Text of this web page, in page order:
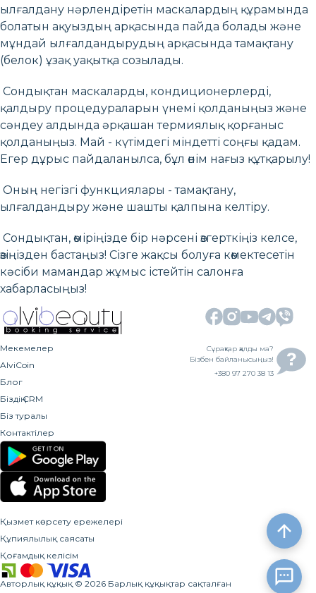
ылғалдану нәрлендіретін маскалардың құрамында
болатын ақуыздың арқасында пайда болады және
мұндай ылғалдандырудың арқасында тамақтану
(белок) ұзақ уақытқа созылады.
Сондықтан маскаларды, кондиционерлерді,
қалдыру процедураларын үнемі қолданыңыз және
сәндеу алдында әрқашан термиялық қорғаныс
қолданыңыз. Май - күтімдегі міндетті соңғы қадам.
Егер дұрыс пайдаланылса, бұл өнім нағыз құтқарылу!
Оның негізгі функциялары - тамақтану,
ылғалдандыру және шашты қалпына келтіру.
Сондықтан, өміріңізде бір нәрсені өзгерткіңіз келсе,
өзіңізден бастаңыз! Сізге жақсы болуға көмектесетін
кәсіби мамандар жұмыс істейтін салонға
хабарласыңыз!
Мекемелер
AlviCoin
Блог
Біздің CRM
Біз туралы
Контактілер
Сұрақтар қалды ма?
Бізбен байланысыңыз!
+380 97 270 38 13
Қызмет көрсету ережелері
Құпиялылық саясаты
Қоғамдық келісім
Авторлық құқық © 2026 Барлық құқықтар сақталған